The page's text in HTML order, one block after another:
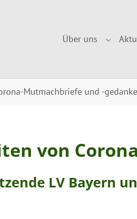
Über uns
Mutmachbriefe und -
von Corona
LV Bayern